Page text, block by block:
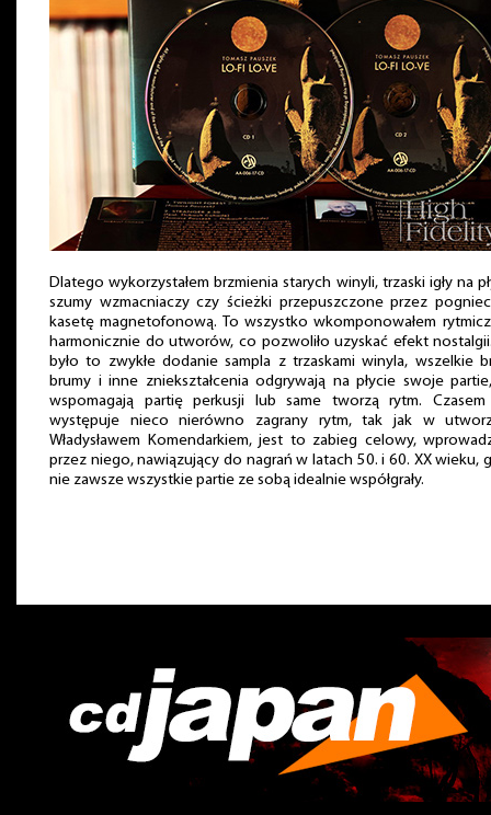
Dlatego wykorzystałem brzmienia starych winyli, trzaski igły na
szumy wzmacniaczy czy ścieżki przepuszczone przez
kasetę magnetofonową. To wszystko wkomponowałem
harmonicznie do utworów, co pozwoliło uzyskać efekt
było to zwykłe dodanie sampla z trzaskami winyla, wszelkie
brumy i inne zniekształcenia odgrywają na płycie swoje
wspomagają partię perkusji lub same tworzą rytm.
występuje nieco nierówno zagrany rytm, tak jak w
Władysławem Komendarkiem, jest to zabieg celowy,
przez niego, nawiązujący do nagrań w latach 50. i 60. XX wieku,
nie zawsze wszystkie partie ze sobą idealnie współgrały.